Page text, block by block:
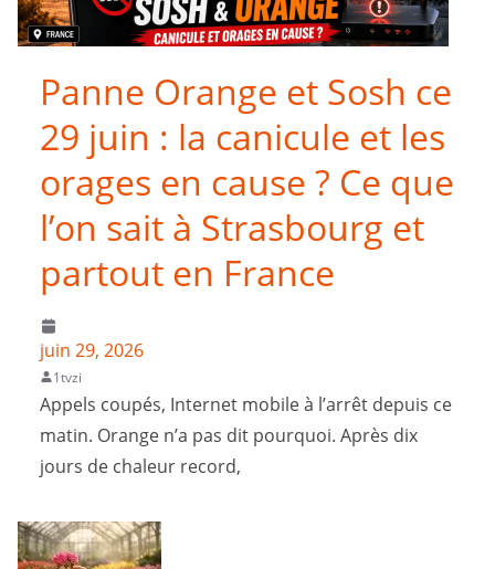
Panne Orange et Sosh ce
29 juin : la canicule et les
orages en cause ? Ce que
l’on sait à Strasbourg et
partout en France
juin 29, 2026
1tvzi
Appels coupés, Internet mobile à l’arrêt depuis ce
matin. Orange n’a pas dit pourquoi. Après dix
jours de chaleur record,